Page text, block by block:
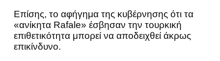
Επίσης, το αφήγημα της κυβέρνησης ότι τα
«ανίκητα Rafale» έσβησαν την τουρκική
επιθετικότητα μπορεί να αποδειχθεί άκρως
επικίνδυνο.